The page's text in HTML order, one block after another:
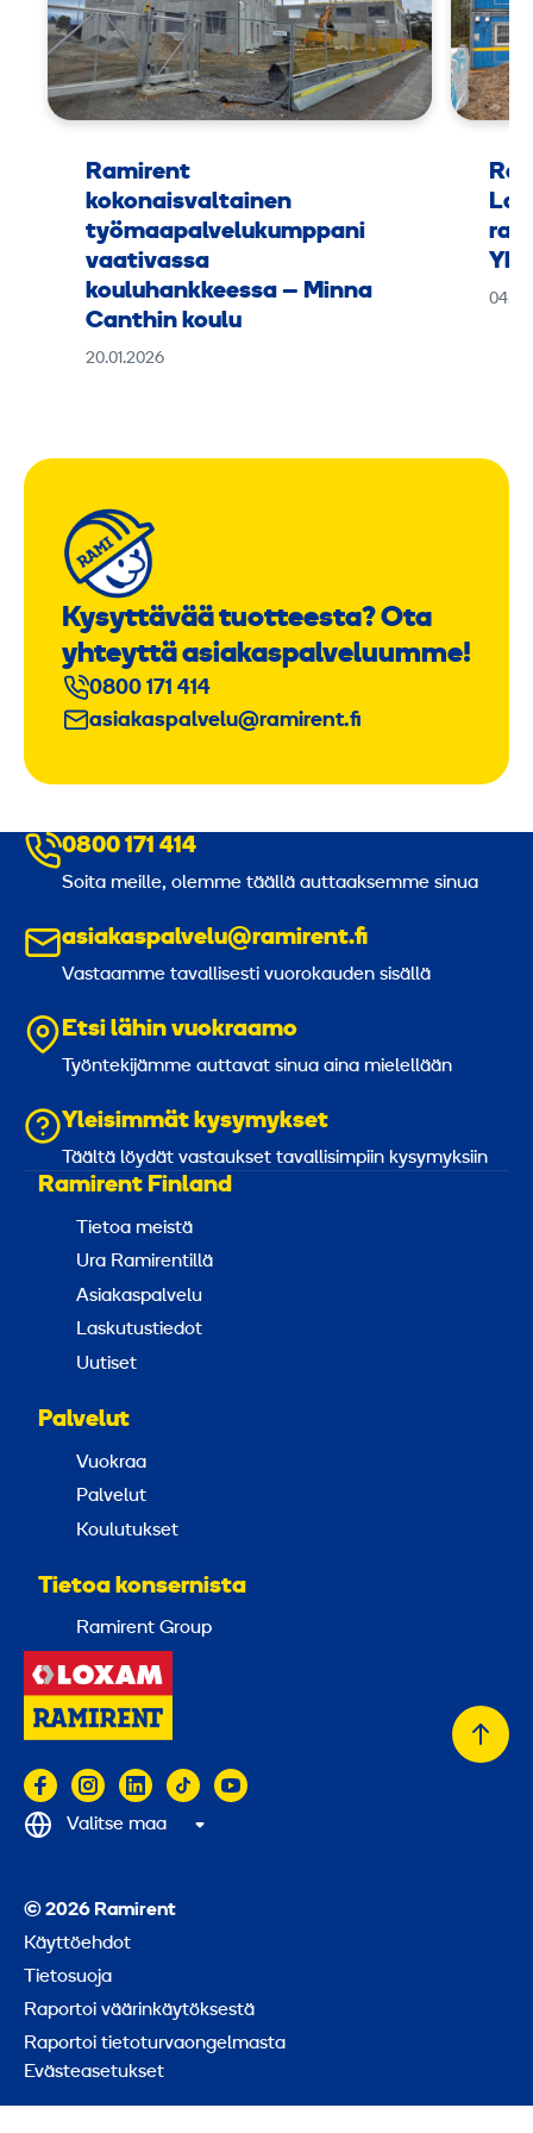
Ramirent
kokonaisvaltainen
työmaapalvelukumppani
vaativassa
kouluhankkeessa – Minna
Canthin koulu
20.01.2026
Kysyttävää tuotteesta? Ota
yhteyttä asiakaspalveluumme!
0800 171 414
asiakaspalvelu@ramirent.fi
0800 171 414
Soita meille, olemme täällä auttaaksemme sinua
asiakaspalvelu@ramirent.fi
Vastaamme tavallisesti vuorokauden sisällä
Etsi lähin vuokraamo
Työntekijämme auttavat sinua aina mielellään
Yleisimmät kysymykset
Täältä löydät vastaukset tavallisimpiin kysymyksiin
Ramirent Finland
Tietoa meistä
Ura Ramirentillä
Asiakaspalvelu
Laskutustiedot
Uutiset
Palvelut
Vuokraa
Palvelut
Koulutukset
Tietoa konsernista
Ramirent Group
© 2026 Ramirent
Käyttöehdot
Tietosuoja
Raportoi väärinkäytöksestä
Raportoi tietoturvaongelmasta
Evästeasetukset
Valitse maa